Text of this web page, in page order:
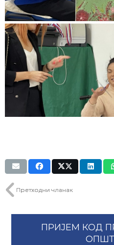
Претходни чланак
ПРИЈЕМ КОД